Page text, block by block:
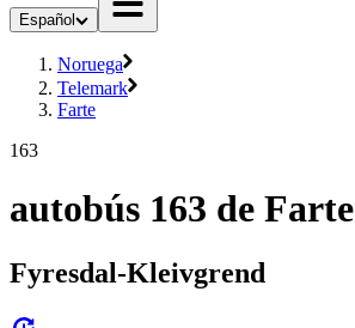
Español
Noruega
Telemark
Farte
163
autobús 163 de Farte
Fyresdal-Kleivgrend